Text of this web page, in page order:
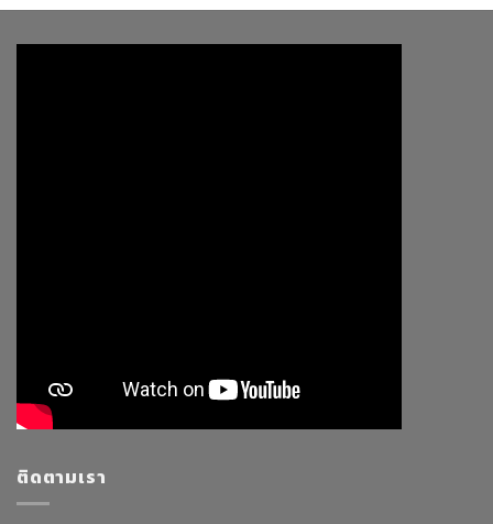
ติดตามเรา